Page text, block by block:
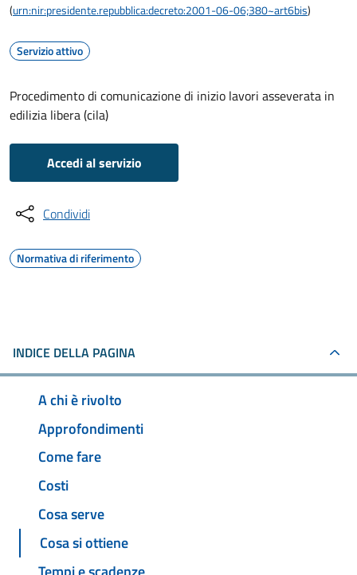
(urn:nir:presidente.repubblica:decreto:2001-06-06;380~art6bis)
Servizio attivo
Procedimento di comunicazione di inizio lavori asseverata in
edilizia libera (cila)
Accedi al servizio
Condividi
Normativa di riferimento
INDICE DELLA PAGINA
A chi è rivolto
Approfondimenti
Come fare
Costi
Cosa serve
Cosa si ottiene